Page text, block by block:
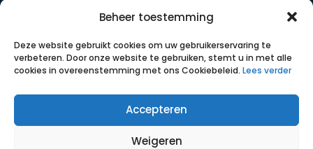
Beheer toestemming
Deze website gebruikt cookies om uw gebruikerservaring te
verbeteren. Door onze website te gebruiken, stemt u in met alle
cookies in overeenstemming met ons Cookiebeleid. Lees verder
Accepteren
Weigeren
inzet van data en ruim 18 jaar ervaring helpen we
zelfstandigen bij het vinden van een passende
SNA certificering